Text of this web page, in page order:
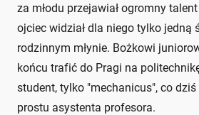
za młodu przejawiał ogromny
ojciec widział dla niego tylko jedną
rodzinnym młynie. Bożkowi
końcu trafić do Pragi na
student, tylko "mechanicus", co dziś
prostu asystenta profesora.